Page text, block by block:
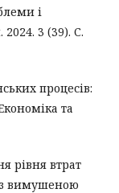
і
3 (39). С.
процесів:
та
рівня втрат
вимушеною